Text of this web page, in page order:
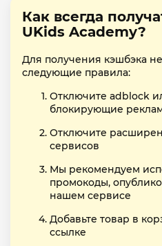
Как всегда
UKids Academy?
Для получения кэшбэка
следующие правила:
Отключите adblock
блокирующие
Отключите
сервисов
Мы рекомендуем
промокоды,
нашем сервисе
Добавьте товар в
ссылке